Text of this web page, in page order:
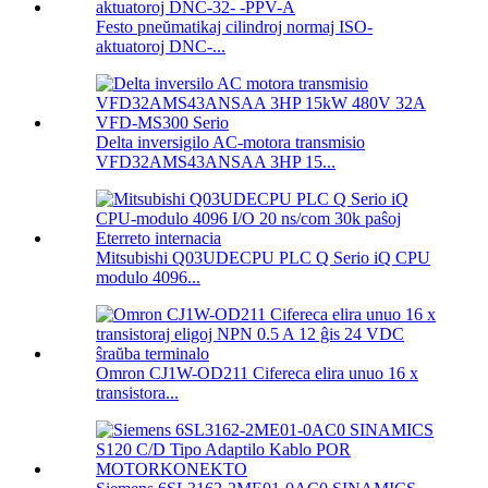
Festo pneŭmatikaj cilindroj normaj ISO-
aktuatoroj DNC-...
Delta inversigilo AC-motora transmisio
VFD32AMS43ANSAA 3HP 15...
Mitsubishi Q03UDECPU PLC Q Serio iQ CPU
modulo 4096...
Omron CJ1W-OD211 Cifereca elira unuo 16 x
transistora...